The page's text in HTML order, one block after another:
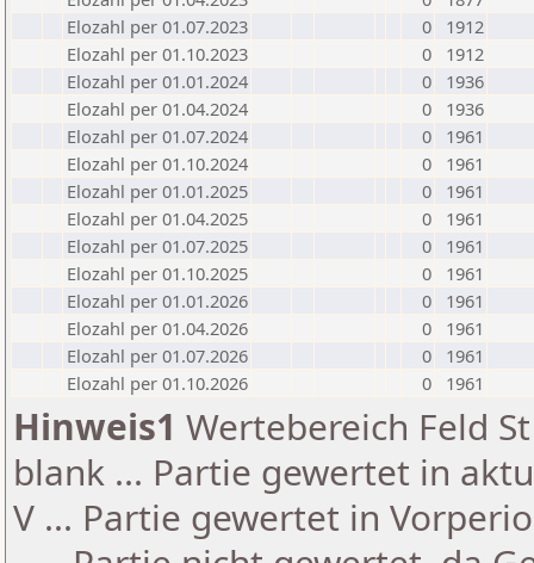
Elozahl per 01.07.2023
0
1912
Elozahl per 01.10.2023
0
1912
Elozahl per 01.01.2024
0
1936
Elozahl per 01.04.2024
0
1936
Elozahl per 01.07.2024
0
1961
Elozahl per 01.10.2024
0
1961
Elozahl per 01.01.2025
0
1961
Elozahl per 01.04.2025
0
1961
Elozahl per 01.07.2025
0
1961
Elozahl per 01.10.2025
0
1961
Elozahl per 01.01.2026
0
1961
Elozahl per 01.04.2026
0
1961
Elozahl per 01.07.2026
0
1961
Elozahl per 01.10.2026
0 1961
Hinweis1 Wertebereich Feld
blank ... Partie gewertet in
V ... Partie gewertet in